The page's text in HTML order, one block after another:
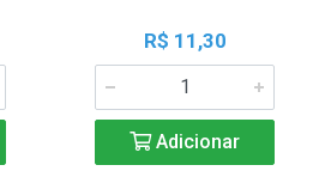
R$ 11,30
Adicionar